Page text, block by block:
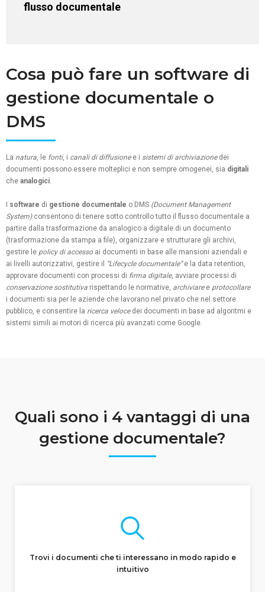
flusso documentale
Cosa può fare un software di
gestione documentale o
DMS
La natura, le fonti, i canali di diffusionee i sistemi di archiviazionedei
documenti possono essere molteplici e non sempre omogenei, sia digitali
che analogici.
software di gestione documentale o DMS (Document Management
System)consentono di tenere sotto controllo tutto il flusso documentale a
partire dalla trasformazione da analogico a digitale di un documento
(trasformazione da stampa a file), organizzare e strutturare gli archivi,
gestire le policy di accessoai documenti in base alle mansioni aziendali e
ai livelli autorizzativi, gestire il
“Lifecycle documentale”e la data retention,
approvare documenti con processi di firma digitale, avviare processi di
conservazione sostitutiva rispettando le normative, archiviare e protocollare
i documenti sia per le aziende che lavorano nel privato che nel settore
pubblico, e consentire la ricerca velocedei documenti in base ad algoritmi e
sistemi simili ai motori di ricerca più avanzati come Google.
Quali sono i 4 vantaggi di una
gestione documentale?
Trovi i documenti che ti interessano in modo rapido e
intuitivo